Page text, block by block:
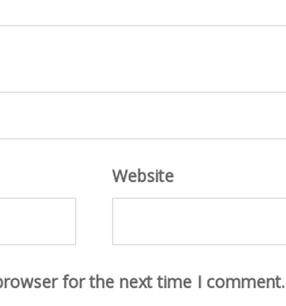
Website
for the next time I comment.